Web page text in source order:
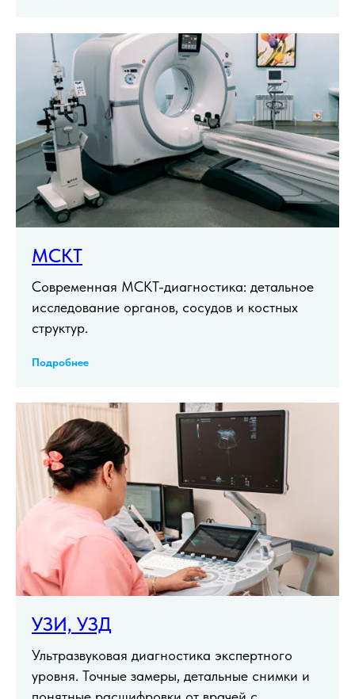
МСКТ
Современная МСКТ-диагностика: детальное
исследование органов, сосудов и костных
структур.
Подробнее
УЗИ, УЗД
Ультразвуковая диагностика экспертного
уровня. Точные замеры, детальные снимки и